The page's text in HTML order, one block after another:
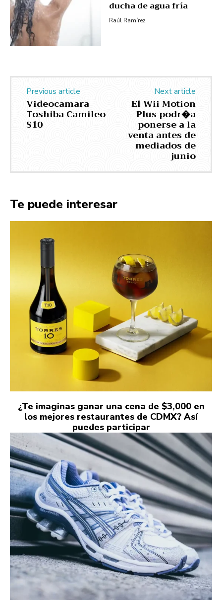
ducha de agua fría
Raúl Ramírez
Previous article
Videocamara
Toshiba Camileo
S10
Next article
El Wii Motion
Plus podr�a
ponerse a la
venta antes de
mediados de
junio
Te puede interesar
¿Te imaginas ganar una cena de $3,000 en
los mejores restaurantes de CDMX? Así
puedes participar